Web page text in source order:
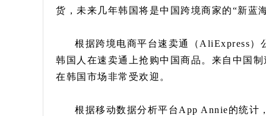
货，未来几年韩国将是中国跨境商家的“新蓝
根据跨境电商平台速卖通（AliExpress）
韩国人在速卖通上抢购中国商品。来自中国
在韩国市场非常受欢迎。
根据移动数据分析平台App Annie的统计